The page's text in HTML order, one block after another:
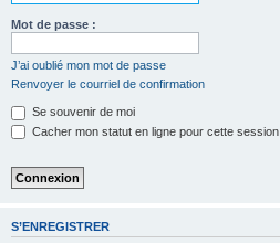
Mot de passe :
J’ai oublié mon mot de passe
Renvoyer le courriel de confirmation
Se souvenir de moi
Cacher mon statut en ligne pour cette session
S’ENREGISTRER